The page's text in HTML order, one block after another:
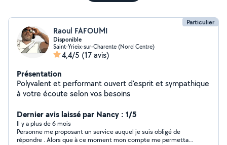
Particulier
Raoul FAFOUMI
Disponible
Saint-Yrieix-sur-Charente (Nord Centre)
4,4/5 (17 avis)
Présentation
Polyvalent et performant ouvert d'esprit et sympathique
à votre écoute selon vos besoins
Dernier avis laissé par Nancy : 1/5
Il y a plus de 6 mois
Personne me proposant un service auquel je suis obligé de
répondre . Alors que à ce moment mon compte me permettait